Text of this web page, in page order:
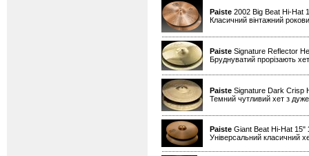
Paiste 2002 Big Beat Hi-Hat
Класичний вінтажний
Paiste Signature Reflector
Бруднуватий прорізають
Paiste Signature Dark Crisp
Темний чутливий хет з
Paiste Giant Beat Hi-Hat 15"
Універсальний класичний